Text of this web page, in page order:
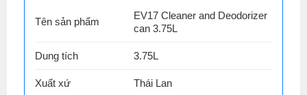
Tên sản phẩm
EV17 Cleaner and Deodorizer
can 3.75L
Dung tích 3.75L
Xuất xứ Thái Lan